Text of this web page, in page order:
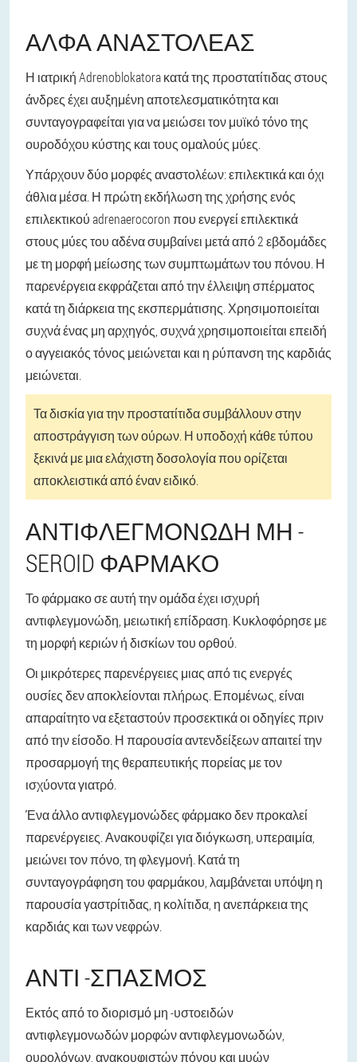
ΆΛΦΑ ΑΝΑΣΤΟΛΈΑΣ
Η ιατρική Adrenoblokatora κατά της προστατίτιδας στους
άνδρες έχει αυξημένη αποτελεσματικότητα και
συνταγογραφείται για να μειώσει τον μυϊκό τόνο της
ουροδόχου κύστης και τους ομαλούς μύες.
Υπάρχουν δύο μορφές αναστολέων: επιλεκτικά και όχι
άθλια μέσα. Η πρώτη εκδήλωση της χρήσης ενός
επιλεκτικού adrenaerocoron που ενεργεί επιλεκτικά
στους μύες του αδένα συμβαίνει μετά από 2 εβδομάδες
με τη μορφή μείωσης των συμπτωμάτων του πόνου. Η
παρενέργεια εκφράζεται από την έλλειψη σπέρματος
κατά τη διάρκεια της εκσπερμάτισης. Χρησιμοποιείται
συχνά ένας μη αρχηγός, συχνά χρησιμοποιείται επειδή
ο αγγειακός τόνος μειώνεται και η ρύπανση της καρδιάς
μειώνεται.
Τα δισκία για την προστατίτιδα συμβάλλουν στην
αποστράγγιση των ούρων. Η υποδοχή κάθε τύπου
ξεκινά με μια ελάχιστη δοσολογία που ορίζεται
αποκλειστικά από έναν ειδικό.
ΑΝΤΙΦΛΕΓΜΟΝΏΔΗ ΜΗ -
SEROID ΦΆΡΜΑΚΟ
Το φάρμακο σε αυτή την ομάδα έχει ισχυρή
αντιφλεγμονώδη, μειωτική επίδραση. Κυκλοφόρησε με
τη μορφή κεριών ή δισκίων του ορθού.
Οι μικρότερες παρενέργειες μιας από τις ενεργές
ουσίες δεν αποκλείονται πλήρως. Επομένως, είναι
απαραίτητο να εξεταστούν προσεκτικά οι οδηγίες πριν
από την είσοδο. Η παρουσία αντενδείξεων απαιτεί την
προσαρμογή της θεραπευτικής πορείας με τον
ισχύοντα γιατρό.
Ένα άλλο αντιφλεγμονώδες φάρμακο δεν προκαλεί
παρενέργειες. Ανακουφίζει για διόγκωση, υπεραιμία,
μειώνει τον πόνο, τη φλεγμονή. Κατά τη
συνταγογράφηση του φαρμάκου, λαμβάνεται υπόψη η
παρουσία γαστρίτιδας, η κολίτιδα, η ανεπάρκεια της
καρδιάς και των νεφρών.
ΑΝΤΙ -ΣΠΑΣΜΌΣ
Εκτός από το διορισμό μη -υστοειδών
αντιφλεγμονωδών μορφών αντιφλεγμονωδών,
ουρολόγων, ανακουφιστών πόνου και μυών